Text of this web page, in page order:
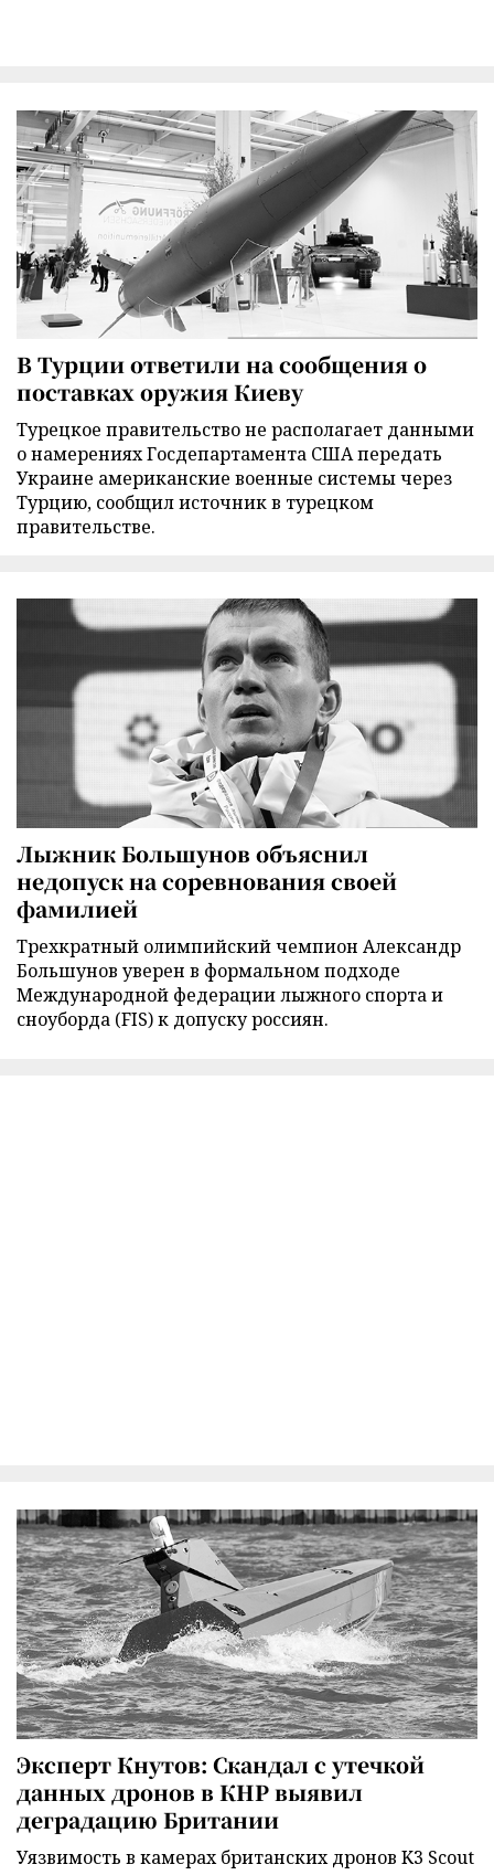
В Турции ответили на сообщения о
поставках оружия Киеву
Турецкое правительство не располагает данными
о намерениях Госдепартамента США передать
Украине американские военные системы через
Турцию, сообщил источник в турецком
правительстве.
Лыжник Большунов объяснил
недопуск на соревнования своей
фамилией
Трехкратный олимпийский чемпион Александр
Большунов уверен в формальном подходе
Международной федерации лыжного спорта и
сноуборда (FIS) к допуску россиян.
Эксперт Кнутов: Скандал с утечкой
данных дронов в КНР выявил
деградацию Британии
Уязвимость в камерах британских дронов K3 Scout